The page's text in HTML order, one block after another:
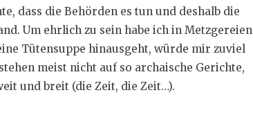
dass die Behörden es tun und deshalb die
Um ehrlich zu sein habe ich in Metzgereien
Tütensuppe hinausgeht, würde mir zuviel
meist nicht auf so archaische Gerichte,
und breit (die Zeit, die Zeit…).